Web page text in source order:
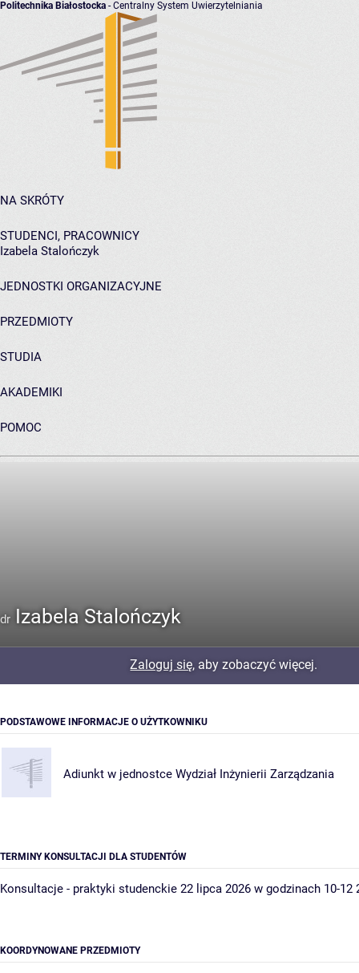
Politechnika Białostocka - Centralny System Uwierzytelniania
NA SKRÓTY
STUDENCI, PRACOWNICY
Izabela Stalończyk
JEDNOSTKI ORGANIZACYJNE
PRZEDMIOTY
STUDIA
AKADEMIKI
POMOC
dr Izabela Stalończyk
Zaloguj się, aby zobaczyć więcej.
PODSTAWOWE INFORMACJE O UŻYTKOWNIKU
Adiunkt w jednostce Wydział Inżynierii Zarządzania
TERMINY KONSULTACJI DLA STUDENTÓW
Konsultacje - praktyki studenckie 22 lipca 2026 w godzinach 10-12
KOORDYNOWANE PRZEDMIOTY